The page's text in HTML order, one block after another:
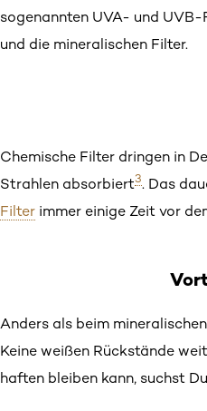
sogenannten UVA- und
und die mineralischen Filter.
Chemische Filter dringen in
Strahlen absorbiert3. Das
Filter immer einige Zeit vor
Anders als beim
Keine weißen Rückstände
haften bleiben kann, suchst